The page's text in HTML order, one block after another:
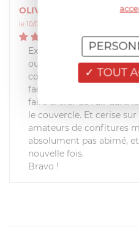
OLIVIER
le 10/02/2014 à 11:13:09
5/5
Excellent produit. Je le
ouvrent régulièrement
confitures, pâtés,
facilite grandement
faire entrer de l'air dans
le couvercle. Et cerise
amateurs de confitures
absolument pas abimé,
nouvelle fois.
Bravo !
TOUT